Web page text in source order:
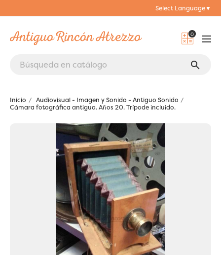
Select Language▼
0
search
Inicio
Audiovisual - Imagen y Sonido - Antiguo Sonido
Cámara fotográfica antigua. Años 20. Trípode incluido.